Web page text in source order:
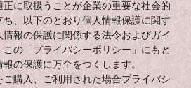
に取扱うことが企業の重要な社会的
、以下のとおり個人情報保護に関す
報の保護に関係する法令およびガイ
の「プライバシーポリシー」にもと
の保護に万全をつくします。
購入、ご利用された場合プライバシ